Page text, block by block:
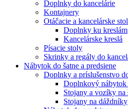
Doplnky do kancelárie
Kontajnery
Otáčacie a kancelárske
Doplnky ku kreslám
Kancelárske kreslá
Písacie stoly
Skrinky a regály do
Nábytok do šatne a predsiene
Doplnky a príslušenstvo
Doplnkový nábytok
Stojany a vozíky na
Stojany na dáždníky